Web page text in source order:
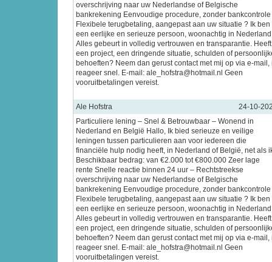
overschrijving naar uw Nederlandse of Belgische
bankrekening Eenvoudige procedure, zonder bankcontrole
Flexibele terugbetaling, aangepast aan uw situatie ? Ik ben
een eerlijke en serieuze persoon, woonachtig in
Alles gebeurt in volledig vertrouwen en transparantie.
een project, een dringende situatie, schulden of
behoeften? Neem dan gerust contact met mij op via e-mail,
reageer snel. E-mail: ale_hofstra@hotmail.nl Geen
vooruitbetalingen vereist.
Ale Hofstra
24-10-
Particuliere lening – Snel & Betrouwbaar – Wonend in
Nederland en België Hallo, Ik bied serieuze en veilige
leningen tussen particulieren aan voor iedereen die
financiële hulp nodig heeft, in Nederland of België, net als
Beschikbaar bedrag: van €2.000 tot €800.000 Zeer lage
rente Snelle reactie binnen 24 uur – Rechtstreekse
overschrijving naar uw Nederlandse of Belgische
bankrekening Eenvoudige procedure, zonder bankcontrole
Flexibele terugbetaling, aangepast aan uw situatie ? Ik ben
een eerlijke en serieuze persoon, woonachtig in
Alles gebeurt in volledig vertrouwen en transparantie.
een project, een dringende situatie, schulden of
behoeften? Neem dan gerust contact met mij op via e-mail,
reageer snel. E-mail: ale_hofstra@hotmail.nl Geen
vooruitbetalingen vereist.